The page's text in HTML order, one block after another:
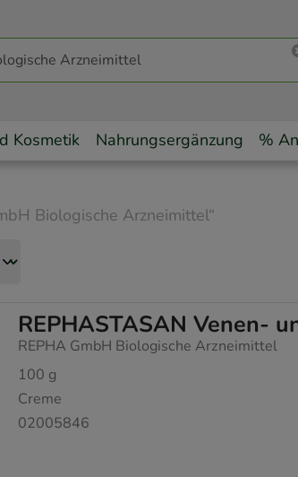
Kosmetik Nahrungsergänzung %
Biologische Arzneimittel“
REPHASTASAN Venen-
REPHA GmbH Biologische Arzneimittel
100 g
Creme
02005846